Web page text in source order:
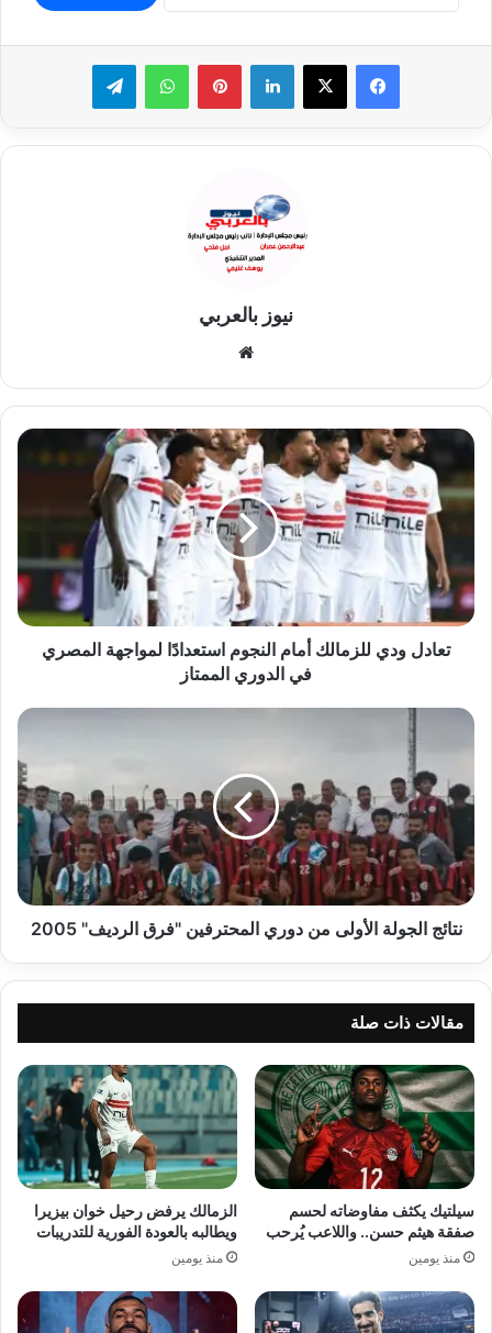
لينكدإن بينتيريستواتساب تيلقرام
نيوز بالعربي
تعادل
للزمالك
أمام
النجوم
استعدادًا
لمواجهة
المصري
في
الدوريتعادل ودي للزمالك أمام النجوم استعدادًا لمواجهة المصري
في الدوري الممتاز
نتائج
من
دوري
المحترفين
"فرق
الرديف"
2005
نتائج الجولة الأولى من دوري المحترفين "فرق الرديف" 2005
مقالات ذات صلة
سيلتيك يكثف مفاوضاته لحسم
صفقة هيثم حسن.. واللاعب يُرحب
منذ يومين
الزمالك يرفض رحيل خوان بيزيرا
ويطالبه بالعودة الفورية للتدريبات
منذ يومين